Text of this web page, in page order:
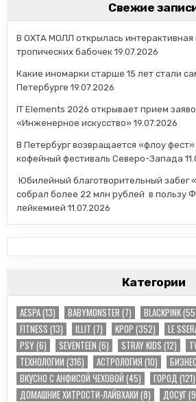
Свежие
В ОХТА МОЛЛ открылась интерактивная
тропических бабочек 19.07.2026
Какие иномарки старше 15 лет стали
Петербурге 19.07.2026
IT Elements 2026 открывает прием
«Инженерное искусство» 19.07.2026
В Петербург возвращается «флоу
кофейный фестиваль Северо-Запада
Юбилейный благотворительный забег
собрал более 22 млн рублей в пользу
лейкемией 11.07.2026
Категории
AESPA(13) BABYMONSTER (7) BLACKPINK
FITNESS (13) ILLIT (7) KPOP (352) LE
PSY(6) SEVENTEEN (6) STRAY KIDS (12)
TЕХНОЛОГИИ (316) АСТРОЛОГИЯ (10) БИЗНЕС
ВКУСНО С АНФИСОЙ ЧЕХОВОЙ (45) ГОРОД (121)
ДОМАШНИЕ ХИТРОСТИ-ЛАЙВХАКИ (8) ДОСУГ